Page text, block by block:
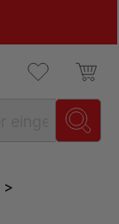
>